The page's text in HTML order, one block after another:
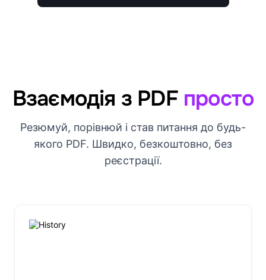
Взаємодія з PDF просто
Резюмуй, порівнюй і став питання до будь-
якого PDF. Швидко, безкоштовно, без
реєстрації.